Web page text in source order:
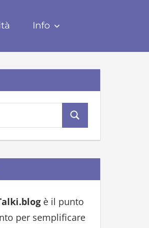
Info
e
c
è il punto
per semplificare